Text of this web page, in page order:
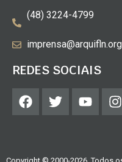
(48) 3224-4799
REDES SOCIAIS